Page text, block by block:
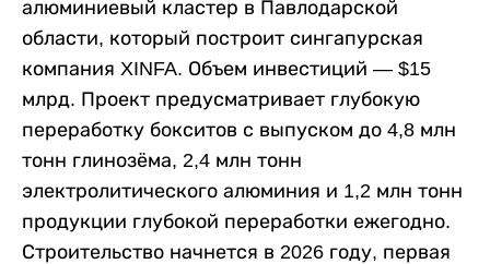
алюминиевый кластер в Павлодарской
области, который построит сингапурская
компания XINFA. Объем инвестиций — $15
млрд. Проект предусматривает глубокую
переработку бокситов с выпуском до 4,8 млн
тонн глинозёма, 2,4 млн тонн
электролитического алюминия и 1,2 млн тонн
продукции глубокой переработки ежегодно.
Строительство начнется в 2026 году, первая